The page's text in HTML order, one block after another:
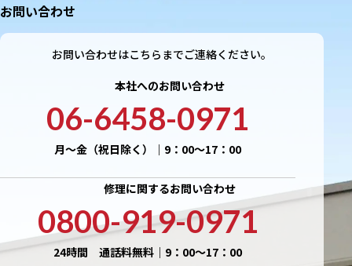
お問い合わせ
お問い合わせはこちらまでご連絡ください。
本社へのお問い合わせ
06-6458-0971
月〜金（祝日除く）｜9：00〜17：00
修理に関するお問い合わせ
0800-919-0971
24時間 通話料無料｜9：00〜17：00